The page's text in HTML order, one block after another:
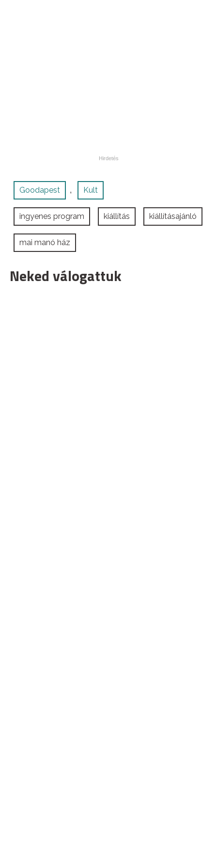
Goodapest , Kult
ingyenes program kiállítás kiállításajánló
mai manó ház
Neked válogattuk